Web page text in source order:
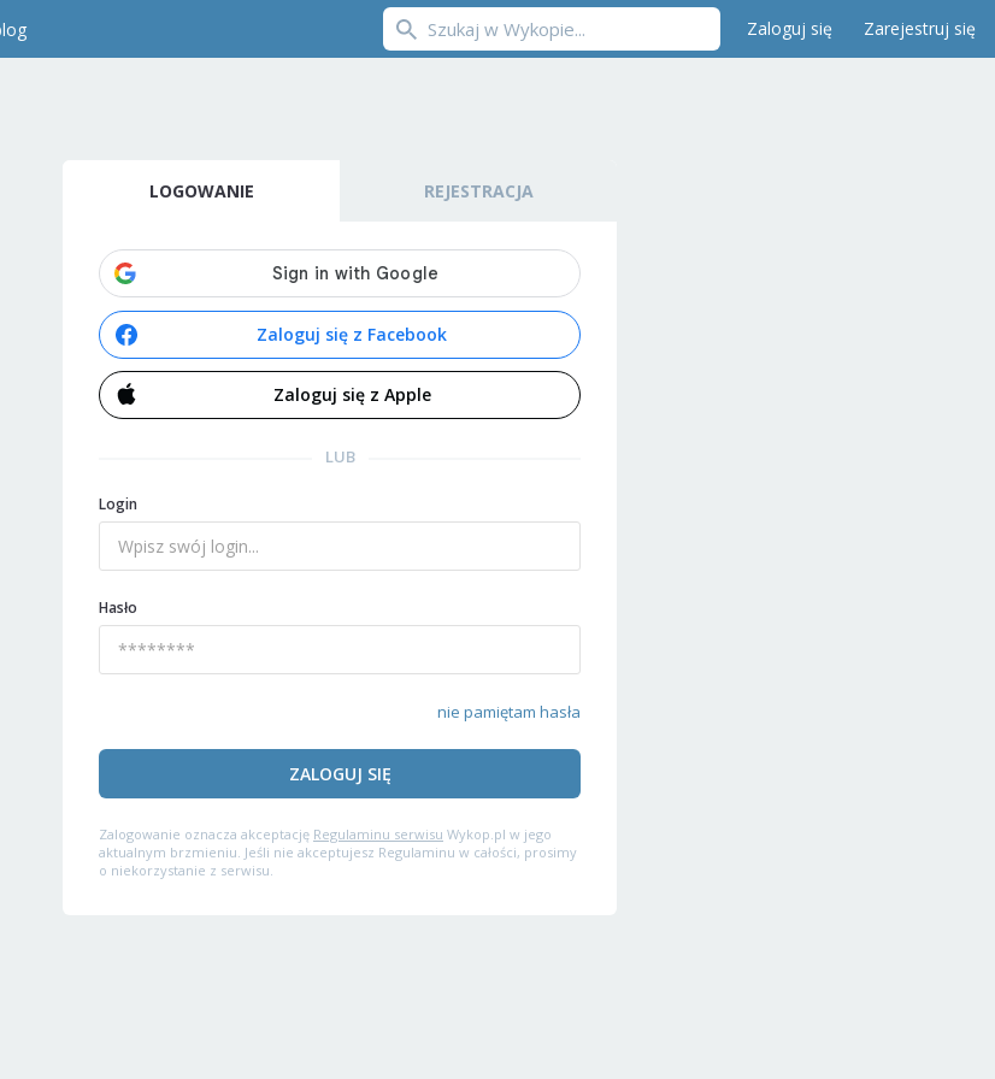
Zaloguj się Zarejestruj się
LOGOWANIE REJESTRACJA
Zaloguj się z Facebook
Zaloguj się z Apple
LUB
Login
Hasło
nie pamiętam hasła
ZALOGUJ SIĘ
Zalogowanie oznacza akceptację Regulaminu serwisu Wykop.pl w jego
aktualnym brzmieniu. Jeśli nie akceptujesz Regulaminu w całości, prosimy
o niekorzystanie z serwisu.